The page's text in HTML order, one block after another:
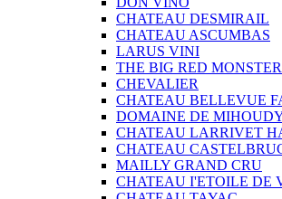
CHATEAU DESMIRAIL
CHATEAU ASCUMBAS
LARUS VINI
THE BIG RED MONSTER
CHEVALIER
CHATEAU BELLEVUE
DOMAINE DE
CHATEAU LARRIVET
CHATEAU
MAILLY GRAND CRU
CHATEAU I'ETOILE DE